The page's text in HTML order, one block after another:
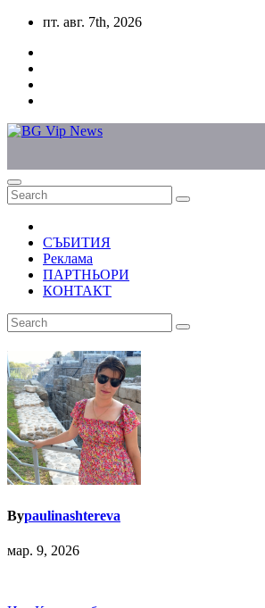
Skip
content
пт. авг. 7th, 2026
СЪБИТИЯ
Реклама
ПАРТНЬОРИ
КОНТАКТ
Bypaulinashtereva
мар. 9, 2026